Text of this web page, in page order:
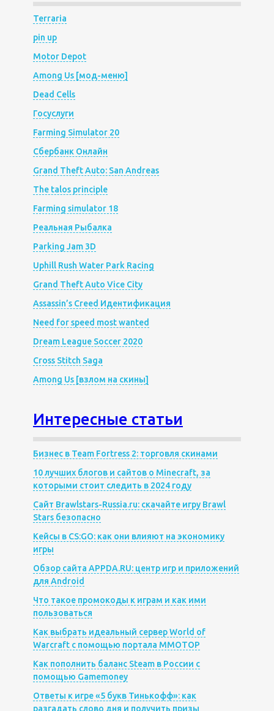
Terraria
pin up
Motor Depot
Among Us [мод-меню]
Dead Cells
Госуслуги
Farming Simulator 20
Сбербанк Онлайн
Grand Theft Auto: San Andreas
The talos principle
Farming simulator 18
Реальная Рыбалка
Parking Jam 3D
Uphill Rush Water Park Racing
Grand Theft Auto Vice City
Assassin’s Creed Идентификация
Need for speed most wanted
Dream League Soccer 2020
Cross Stitch Saga
Among Us [взлом на скины]
Интересные статьи
Бизнес в Team Fortress 2: торговля скинами
10 лучших блогов и сайтов о Minecraft, за
которыми стоит следить в 2024 году
Сайт Brawlstars-Russia.ru: скачайте игру Brawl
Stars безопасно
Кейсы в CS:GO: как они влияют на экономику
игры
Обзор сайта APPDA.RU: центр игр и приложений
для Android
Что такое промокоды к играм и как ими
пользоваться
Как выбрать идеальный сервер World of
Warcraft с помощью портала MMOTOP
Как пополнить баланс Steam в России с
помощью Gamemoney
Ответы к игре «5 букв Тинькофф»: как
разгадать слово дня и получить призы